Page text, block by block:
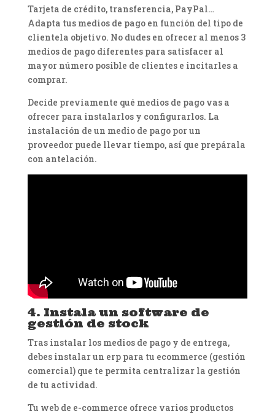
Tarjeta de crédito, transferencia, PayPal…
Adapta tus medios de pago en función del tipo de
clientela objetivo. No dudes en ofrecer al menos 3
medios de pago diferentes para satisfacer al
mayor número posible de clientes e incitarles a
comprar.
Decide previamente qué medios de pago vas a
ofrecer para instalarlos y configurarlos. La
instalación de un medio de pago por un
proveedor puede llevar tiempo, así que prepárala
con antelación.
4. Instala un software de
gestión de stock
Tras instalar los medios de pago y de entrega,
debes instalar un erp para tu ecommerce (gestión
comercial) que te permita centralizar la gestión
de tu actividad.
Tu web de e-commerce ofrece varios productos